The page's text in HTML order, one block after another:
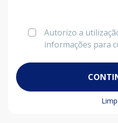
Autorizo a
informações para